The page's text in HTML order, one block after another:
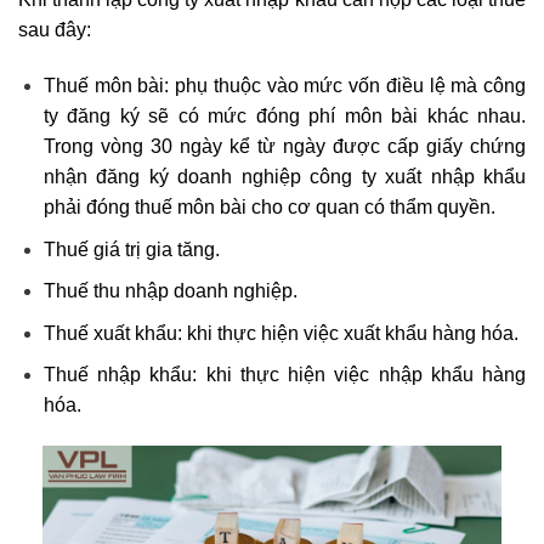
sau đây:
Thuế môn bài: phụ thuộc vào mức vốn điều lệ mà công
ty đăng ký sẽ có mức đóng phí môn bài khác nhau.
Trong vòng 30 ngày kể từ ngày được cấp giấy chứng
nhận đăng ký doanh nghiệp công ty xuất nhập khẩu
phải đóng thuế môn bài cho cơ quan có thẩm quyền.
Thuế giá trị gia tăng.
Thuế thu nhập doanh nghiệp.
Thuế xuất khẩu: khi thực hiện việc xuất khẩu hàng hóa.
Thuế nhập khẩu: khi thực hiện việc nhập khẩu hàng
hóa.